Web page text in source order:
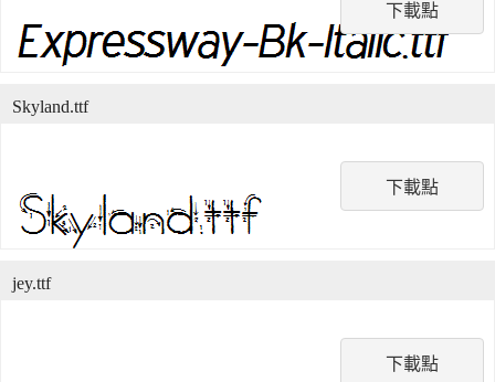
下載點
下載點
Skyland.ttf
下載點
jey.ttf